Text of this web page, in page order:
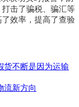
击了骗税、骗汇等
效率，提高了查验
货不断是因为运输
流新方向